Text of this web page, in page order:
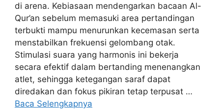
di arena. Kebiasaan mendengarkan bacaan Al-
Qur’an sebelum memasuki area pertandingan
terbukti mampu menurunkan kecemasan serta
menstabilkan frekuensi gelombang otak.
Stimulasi suara yang harmonis ini bekerja
secara efektif dalam bertanding menenangkan
atlet, sehingga ketegangan saraf dapat
diredakan dan fokus pikiran tetap terpusat …
Baca Selengkapnya